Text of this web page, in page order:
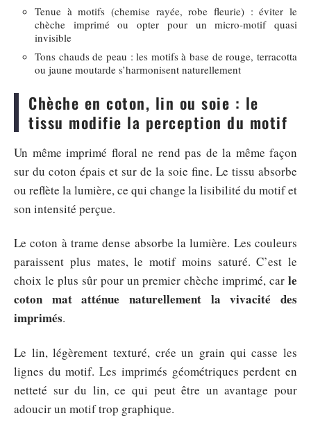
Tenue à motifs (chemise rayée, robe fleurie) : éviter le
chèche imprimé ou opter pour un micro-motif quasi
invisible
Tons chauds de peau : les motifs à base de rouge, terracotta
ou jaune moutarde s’harmonisent naturellement
Chèche en coton, lin ou soie : le
tissu modifie la perception du motif
Un même imprimé floral ne rend pas de la même façon
sur du coton épais et sur de la soie fine. Le tissu absorbe
ou reflète la lumière, ce qui change la lisibilité du motif et
son intensité perçue.
Le coton à trame dense absorbe la lumière. Les couleurs
paraissent plus mates, le motif moins saturé. C’est le
choix le plus sûr pour un premier chèche imprimé, car le
coton mat atténue naturellement la vivacité des
imprimés.
Le lin, légèrement texturé, crée un grain qui casse les
lignes du motif. Les imprimés géométriques perdent en
netteté sur du lin, ce qui peut être un avantage pour
adoucir un motif trop graphique.